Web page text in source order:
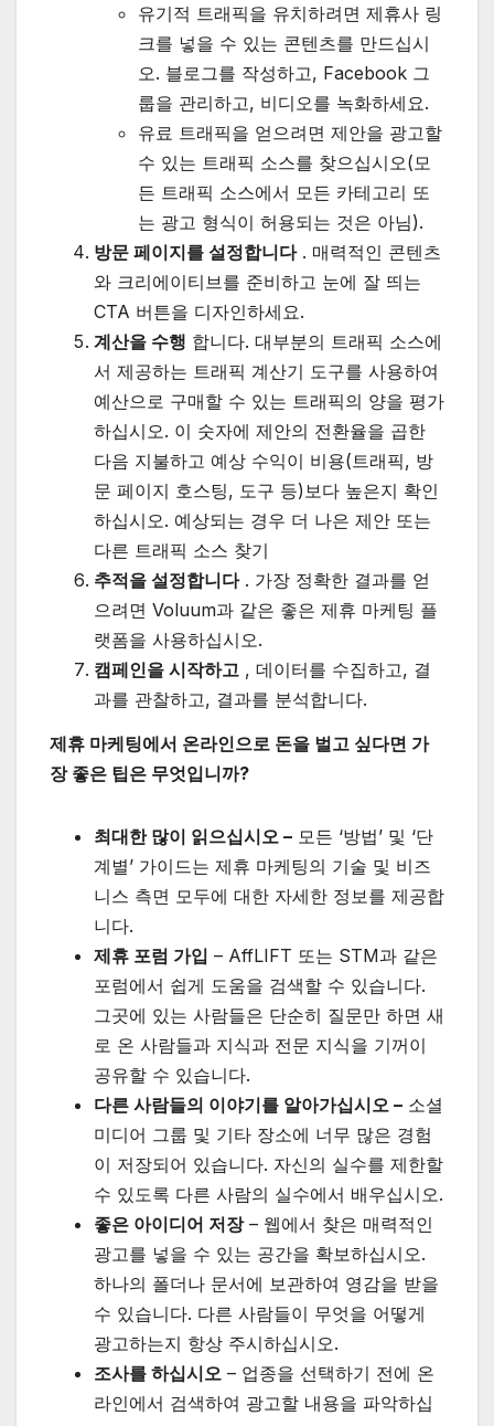
유기적 트래픽을 유치하려면 제휴사 링
크를 넣을 수 있는 콘텐츠를 만드십시
오. 블로그를 작성하고, Facebook 그
룹을 관리하고, 비디오를 녹화하세요.
유료 트래픽을 얻으려면 제안을 광고할
수 있는 트래픽 소스를 찾으십시오(모
든 트래픽 소스에서 모든 카테고리 또
는 광고 형식이 허용되는 것은 아님).
방문 페이지를 설정합니다. 매력적인 콘텐츠
와 크리에이티브를 준비하고 눈에 잘 띄는
CTA 버튼을 디자인하세요.
계산을 수행 합니다. 대부분의 트래픽 소스에
서 제공하는 트래픽 계산기 도구를 사용하여
예산으로 구매할 수 있는 트래픽의 양을 평가
하십시오. 이 숫자에 제안의 전환율을 곱한
다음 지불하고 예상 수익이 비용(트래픽, 방
문 페이지 호스팅, 도구 등)보다 높은지 확인
하십시오. 예상되는 경우 더 나은 제안 또는
다른 트래픽 소스 찾기
추적을 설정합니다. 가장 정확한 결과를 얻
으려면 Voluum과 같은 좋은 제휴 마케팅 플
랫폼을 사용하십시오.
캠페인을 시작하고 , 데이터를 수집하고, 결
과를 관찰하고, 결과를 분석합니다.
제휴 마케팅에서 온라인으로 돈을 벌고 싶다면 가
장 좋은 팁은 무엇입니까?
최대한 많이 읽으십시오 – 모든 ‘방법’ 및 ‘단
계별’ 가이드는 제휴 마케팅의 기술 및 비즈
니스 측면 모두에 대한 자세한 정보를 제공합
니다.
제휴 포럼 가입 – AffLIFT 또는 STM과 같은
포럼에서 쉽게 도움을 검색할 수 있습니다.
그곳에 있는 사람들은 단순히 질문만 하면 새
로 온 사람들과 지식과 전문 지식을 기꺼이
공유할 수 있습니다.
다른 사람들의 이야기를 알아가십시오 – 소셜
미디어 그룹 및 기타 장소에 너무 많은 경험
이 저장되어 있습니다. 자신의 실수를 제한할
수 있도록 다른 사람의 실수에서 배우십시오.
좋은 아이디어 저장– 웹에서 찾은 매력적인
광고를 넣을 수 있는 공간을 확보하십시오.
하나의 폴더나 문서에 보관하여 영감을 받을
수 있습니다. 다른 사람들이 무엇을 어떻게
광고하는지 항상 주시하십시오.
조사를 하십시오 – 업종을 선택하기 전에 온
라인에서 검색하여 광고할 내용을 파악하십